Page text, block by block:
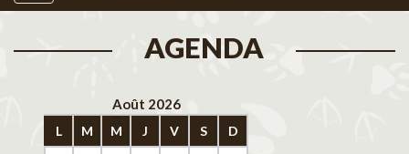
AGENDA
Août 2026
L M M J V S D